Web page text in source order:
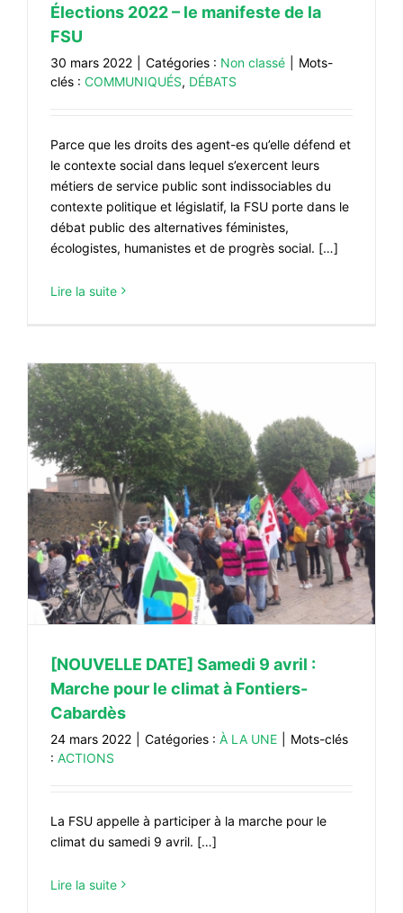
#VOS ÉLUES
#FORMATION
#COMMUNIQUÉS
#MÉDIAS
#DÉBATS
#PRESSE
#ARCHIVES
Élections 2022 – le manifeste de la
FSU
30 mars 2022 Catégories : Non classé
Mots-
clés : COMMUNIQUÉS, DÉBATS
Parce que les droits des agent-es qu’elle défend et
le contexte social dans lequel s’exercent leurs
métiers de service public sont indissociables du
contexte politique et législatif, la FSU porte dans le
débat public des alternatives féministes,
écologistes, humanistes et de progrès social. […]
Lire la suite
[NOUVELLE DATE] Samedi 9 avril :
Marche pour le climat à Fontiers-
Cabardès
24 mars 2022 Catégories : À LA UNE
Mots-clés
: ACTIONS
La FSU appelle à participer à la marche pour le
climat du samedi 9 avril. […]
Lire la suite